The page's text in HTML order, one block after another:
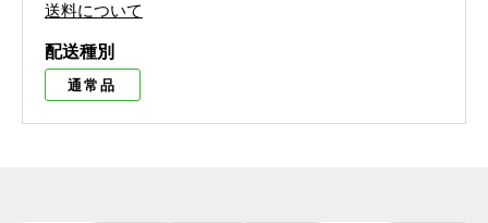
送料について
配送種別
通常品